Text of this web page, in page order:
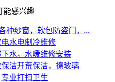
能感兴趣
种纱窗，软包防盗门，...
电水电制冷维修
水，水暖维修安装
洁开荒保洁，擦玻璃
专业打扫卫生